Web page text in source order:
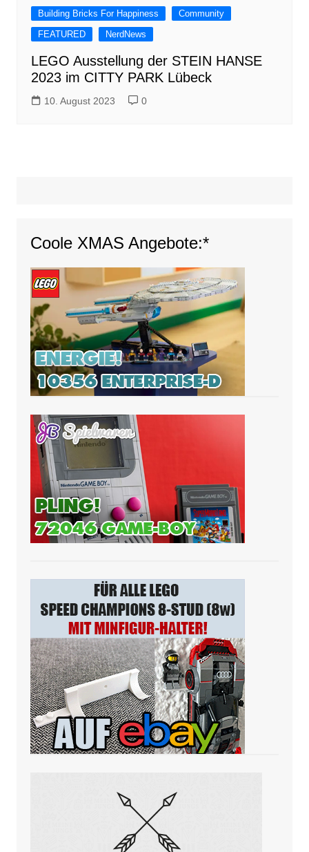
Building Bricks For Happiness
Community
FEATURED
NerdNews
LEGO Ausstellung der STEIN HANSE
2023 im CITTY PARK Lübeck
10. August 2023 0
Coole XMAS Angebote:*